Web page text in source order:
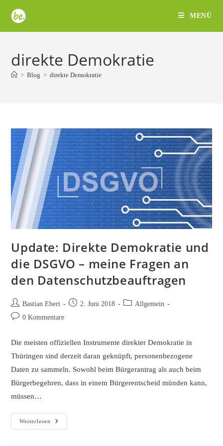
Inhalt
springen
MENÜ
direkte Demokratie
> Blog > direkte Demokratie
Update: Direkte Demokratie und
die DSGVO – meine Fragen an
den Datenschutzbeauftragen
Beitrags-
Autor:
Bastian Ebert
Beitrag2. Juni 2018
Beitrags-Allgemein
Beitrags-0 Kommentare
Die meisten offiziellen Instrumente direkter Demokratie in
Thüringen sind derzeit daran geknüpft, personenbezogene
Daten zu sammeln. Sowohl beim Bürgerantrag als auch beim
Bürgerbegehren, dass in einem Bürgerentscheid münden kann,
müssen…
Weiterlesen
Update:
Direkte